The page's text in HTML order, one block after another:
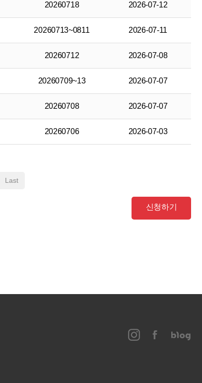
20260718 2026-07-12
20260713~0811 2026-07-11
20260712 2026-07-08
20260709~13 2026-07-07
20260708 2026-07-07
20260706 2026-07-03
Last
신청하기